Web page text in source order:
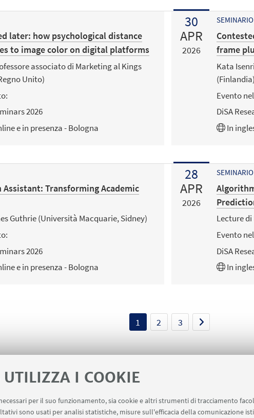
UTILIZZA I COOKIE
per il suo funzionamento, sia cookie e altri strumenti di tracciamento
sono usati per analisi statistiche, misure sull'efficacia della comunicazione
later: how psychological distance
to image color on digital platforms
associato di Marketing al Kings
Unito)
2026
e in presenza - Bologna
30
APR
2026
SEMINARIO
frame
Kata
(Finlandia)
Evento
DiSA
In
Assistant: Transforming Academic
Guthrie (Università Macquarie, Sidney)
2026
e in presenza - Bologna
28
APR
2026
SEMINARIO
Lecture di
Evento
DiSA
In
1 2 3